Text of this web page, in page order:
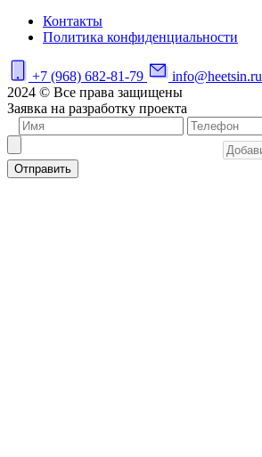
Контакты
Политика конфиденциальности
+7 (968) 682-81-79
info@heetsin.ru
2024 © Все права защищены
Заявка на разработку проекта
Отправить